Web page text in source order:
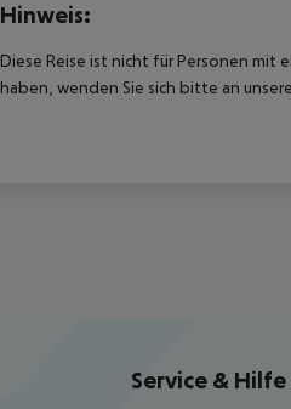
Hinweis:
Diese Reise ist nicht für Personen
haben, wenden Sie sich bitte an
Service & Hilfe